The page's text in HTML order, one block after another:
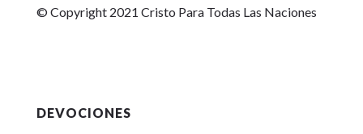
© Copyright 2021 Cristo Para Todas Las Naciones
DEVOCIONES